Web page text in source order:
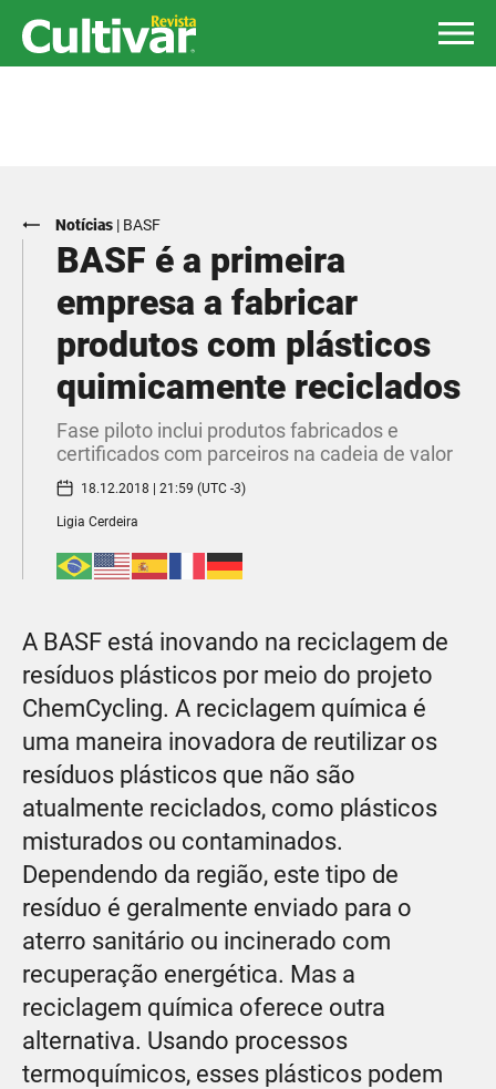
Notícias | BASF
BASF é a primeira
empresa a fabricar
produtos com plásticos
quimicamente reciclados
Fase piloto inclui produtos fabricados e
certificados com parceiros na cadeia de valor
18.12.2018 | 21:59 (UTC -3)
Ligia Cerdeira
A BASF está inovando na reciclagem de
resíduos plásticos por meio do projeto
ChemCycling. A reciclagem química é
uma maneira inovadora de reutilizar os
resíduos plásticos que não são
atualmente reciclados, como plásticos
misturados ou contaminados.
Dependendo da região, este tipo de
resíduo é geralmente enviado para o
aterro sanitário ou incinerado com
recuperação energética. Mas a
reciclagem química oferece outra
alternativa. Usando processos
termoquímicos, esses plásticos podem